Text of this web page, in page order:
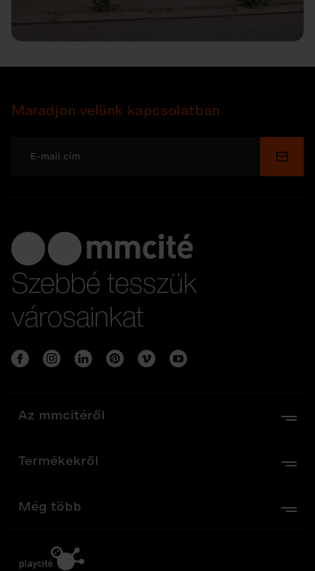
Maradjon velünk kapcsolatban
Szebbé tesszük
városainkat
Az mmcitéről
Termékekről
Még több